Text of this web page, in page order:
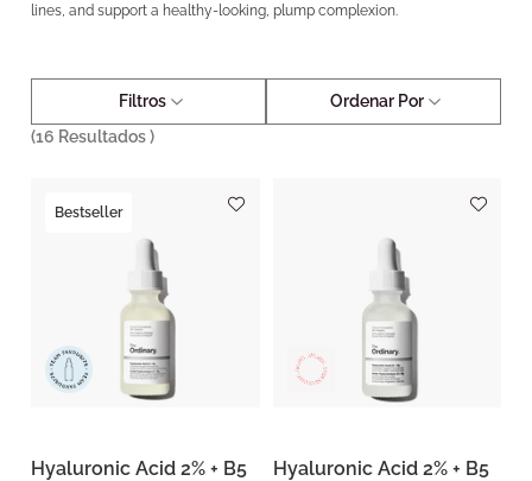
lines, and support a healthy-looking, plump complexion.
Filtros
Ordenar Por
(16 Resultados )
Bestseller
Hyaluronic Acid 2% + B5
Hyaluronic Acid 2% + B5